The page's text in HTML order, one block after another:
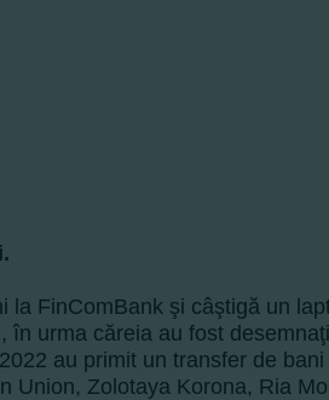
la FinComBank şi câştigă un
în urma căreia au fost
au primit un transfer de bani
Union, Zolotaya Korona, Ria